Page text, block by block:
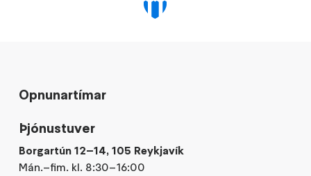
Opnunartímar
Þjónustuver
Borgartún 12–14, 105 Reykjavík
Mán.–fim. kl. 8:30–16:00